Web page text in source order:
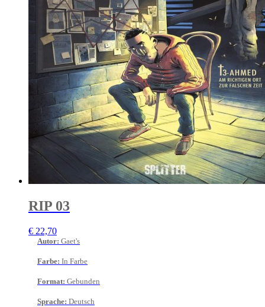
RIP 03
€ 22,70
Autor: Gaet's
Farbe: In Farbe
Format: Gebunden
Sprache: Deutsch